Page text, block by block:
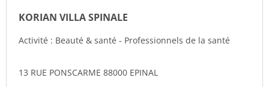
KORIAN VILLA SPINALE
Activité : Beauté & santé - Professionnels de la santé
13 RUE PONSCARME 88000 EPINAL